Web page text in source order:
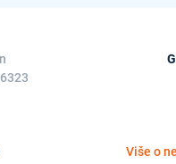
Više o